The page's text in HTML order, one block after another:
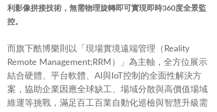
利影像拼接技術，無需物理旋轉即可實現即時360度全景監
控。
而旗下酷博樂則以「現場實境遠端管理（Reality
Remote Management;RRM）」為主軸，全方位展示
結合硬體、平台軟體、AI與IoT控制的全面性解決方
案，協助企業因應全球缺工、場域分散與高價值場域
維運等挑戰，滿足百工百業自動化巡檢與智慧升級需